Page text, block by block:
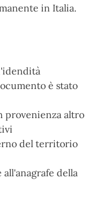
in Italia.
è stato
provenienza altro
del territorio
della